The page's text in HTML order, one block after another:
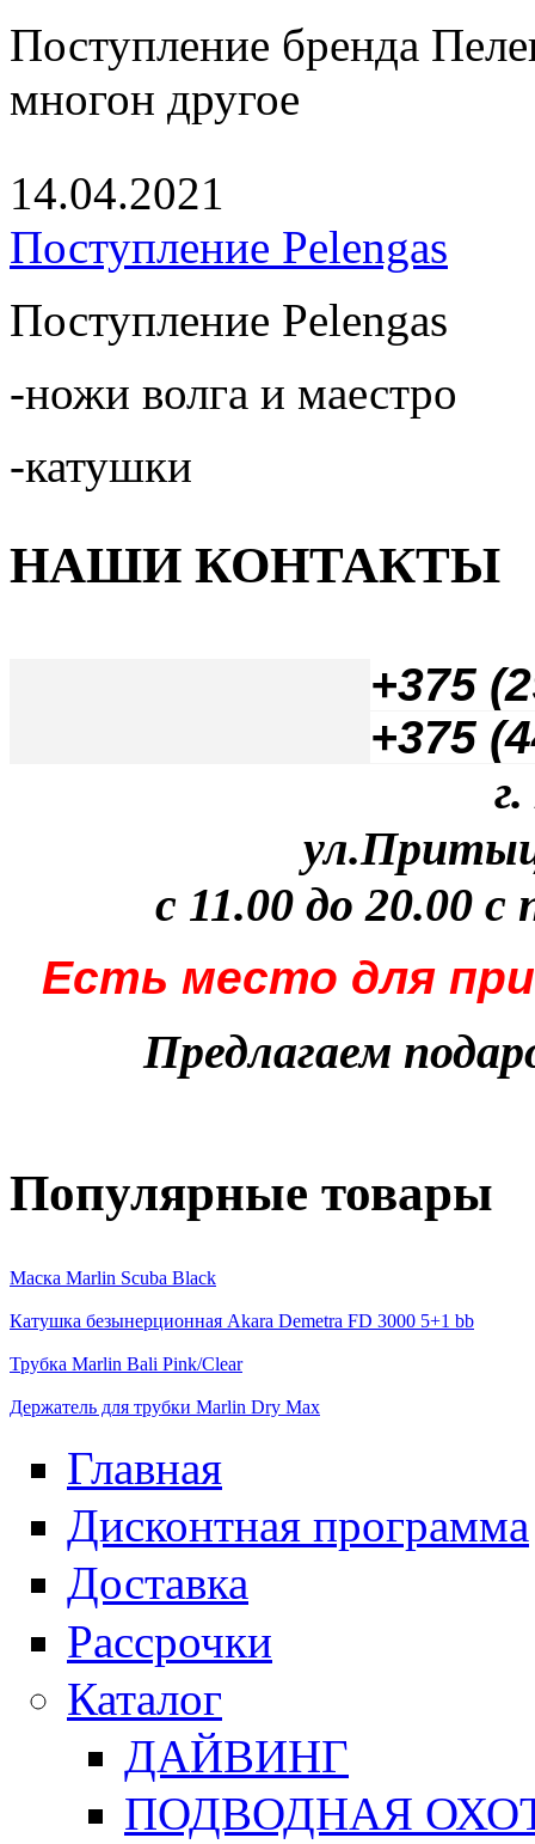
Поступление бренда
многон другое
14.04.2021
Поступление Pelengas
Поступление Pelengas
-ножи волга и маестро
-катушки
НАШИ КОНТАКТЫ
+375
+375
с 11.00 до 20.00 с
Есть место для
Предлагаем
Популярные товары
Маска Marlin Scuba Black
Катушка безынерционная Akara Demetra FD 3000 5+1 bb
Трубка Marlin Bali Pink/Clear
Держатель для трубки Marlin Dry Max
Главная
Дисконтная программа
Доставка
Рассрочки
Каталог
ДАЙВИНГ
ПОДВОДНАЯ